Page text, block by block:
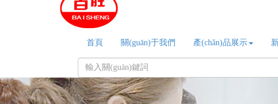
首頁 關(guān)于我們 產(chǎn)品展示